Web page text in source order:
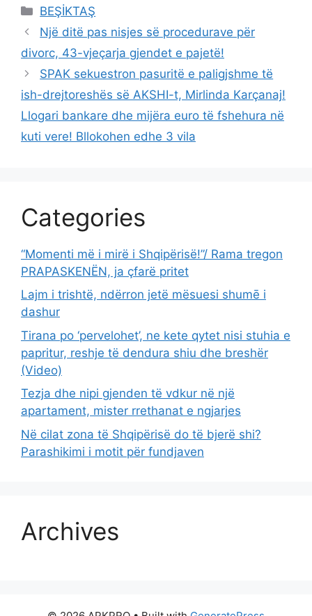
Categories
BEŞİKTAŞ
Një ditë pas nisjes së procedurave për
divorc, 43-vjeçarja gjendet e pajetë!
SPAK sekuestron pasuritë e paligjshme të
ish-drejtoreshës së AKSHI-t, Mirlinda Karçanaj!
Llogari bankare dhe mijëra euro të fshehura në
kuti vere! Bllokohen edhe 3 vila
Categories
“Momenti më i mirë i Shqipërisë!”/ Rama tregon
PRAPASKENËN, ja çfarë pritet
Lajm i trishtë, ndërron jetë mësuesi shumē i
dashur
Tirana po ‘pervelohet’, ne kete qytet nisi stuhia e
papritur, reshje të dendura shiu dhe breshër
(Video)
Tezja dhe nipi gjenden të vdkur në një
apartament, mister rrethanat e ngjarjes
Në cilat zona të Shqipërisë do të bjerë shi?
Parashikimi i motit për fundjaven
Archives